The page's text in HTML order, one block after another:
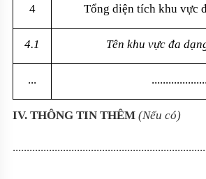
4 Tổng diện tích khu vực
4.1 Tên khu vực đa
...
IV. THÔNG TIN THÊM (Nếu có)